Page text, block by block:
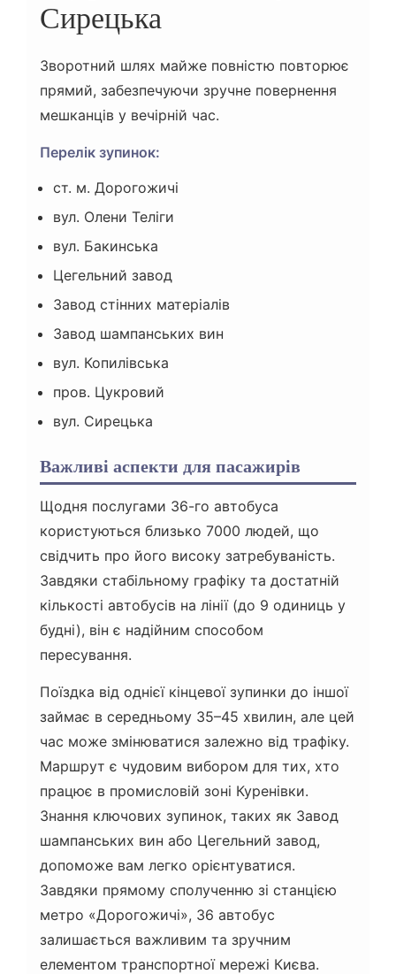
Сирецька
Зворотний шлях майже повністю повторює
прямий, забезпечуючи зручне повернення
мешканців у вечірній час.
Перелік зупинок:
ст. м. Дорогожичі
вул. Олени Теліги
вул. Бакинська
Цегельний завод
Завод стінних матеріалів
Завод шампанських вин
вул. Копилівська
пров. Цукровий
вул. Сирецька
Важливі аспекти для пасажирів
Щодня послугами 36-го автобуса
користуються близько 7000 людей, що
свідчить про його високу затребуваність.
Завдяки стабільному графіку та достатній
кількості автобусів на лінії (до 9 одиниць у
будні), він є надійним способом
пересування.
Поїздка від однієї кінцевої зупинки до іншої
займає в середньому 35–45 хвилин, але цей
час може змінюватися залежно від трафіку.
Маршрут є чудовим вибором для тих, хто
працює в промисловій зоні Куренівки.
Знання ключових зупинок, таких як Завод
шампанських вин або Цегельний завод,
допоможе вам легко орієнтуватися.
Завдяки прямому сполученню зі станцією
метро «Дорогожичі», 36 автобус
залишається важливим та зручним
елементом транспортної мережі Києва.